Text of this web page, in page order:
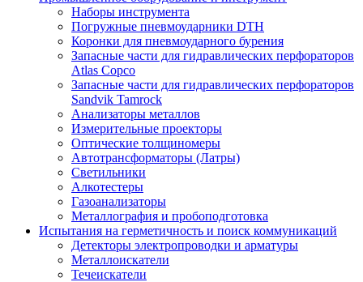
Наборы инструмента
Погружные пневмоударники DTH
Коронки для пневмоударного бурения
Запасные части для гидравлических перфораторов
Atlas Copco
Запасные части для гидравлических перфораторов
Sandvik Tamrock
Анализаторы металлов
Измерительные проекторы
Оптические толщиномеры
Автотрансформаторы (Латры)
Светильники
Алкотестеры
Газоанализаторы
Металлография и пробоподготовка
Испытания на герметичность и поиск коммуникаций
Детекторы электропроводки и арматуры
Металлоискатели
Течеискатели